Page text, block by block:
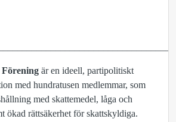
Förening är en ideell, partipolitiskt
med hundratusen medlemmar, som
med skattemedel, låga och
ökad rättsäkerhet för skattskyldiga.